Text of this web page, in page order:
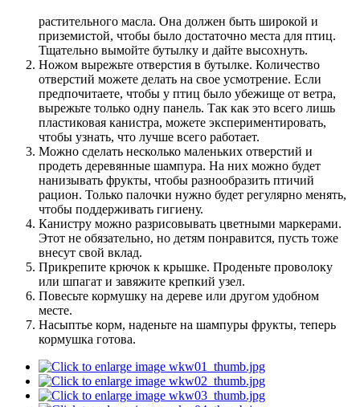
растительного масла. Она должен быть широкой и
приземистой, чтобы было достаточно места для птиц.
Тщательно вымойте бутылку и дайте высохнуть.
Ножом вырежьте отверстия в бутылке. Количество
отверстий можете делать на свое усмотрение. Если
предпочитаете, чтобы у птиц было убежище от ветра,
вырежьте только одну панель. Так как это всего лишь
пластиковая канистра, можете экспериментировать,
чтобы узнать, что лучше всего работает.
Можно сделать несколько маленьких отверстий и
продеть деревянные шампура. На них можно будет
нанизывать фрукты, чтобы разнообразить птичий
рацион. Только палочки нужно будет регулярно менять,
чтобы поддерживать гигиену.
Канистру можно разрисовывать цветными маркерами.
Этот не обязательно, но детям понравится, пусть тоже
внесут свой вклад.
Прикрепите крючок к крышке. Проденьте проволоку
или шпагат и завяжите крепкий узел.
Повесьте кормушку на дереве или другом удобном
месте.
Насыптье корм, наденьте на шампуры фрукты, теперь
кормушка готова.